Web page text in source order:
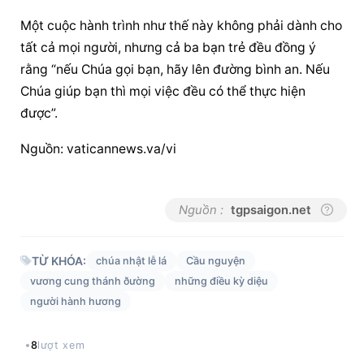
Một cuộc hành trình như thế này không phải dành cho
tất cả mọi người, nhưng cả ba bạn trẻ đều đồng ý
rằng “nếu Chúa gọi bạn, hãy lên đường bình an. Nếu
Chúa giúp bạn thì mọi việc đều có thể thực hiện
được”.
Nguồn: vaticannews.va/vi
Nguồn : tgpsaigon.net
TỪ KHÓA: chúa nhật lễ lá
Cầu nguyện
vương cung thánh ðường
những điều kỳ diệu
người hành hương
8lượt xem